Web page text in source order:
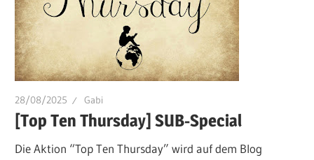
28/08/2025 Gabi
[Top Ten Thursday] SUB-Special
Die Aktion “Top Ten Thursday” wird auf dem Blog